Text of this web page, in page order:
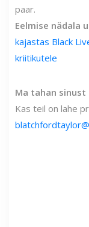
paar.
Eelmise nädala
kajastas Black
kriitikutele
Ma tahan sinust
Kas teil on lahe